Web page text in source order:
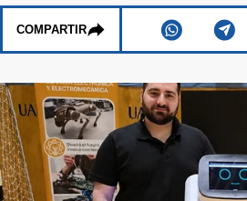
COMPARTIR